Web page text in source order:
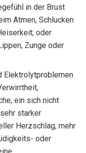
in der Brust
Atmen, Schlucken
oder
Zunge oder
Elektrolytproblemen
ein sich nicht
starker
Herzschlag, mehr
oder